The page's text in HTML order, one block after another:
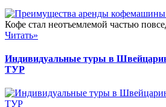
Кофе стал неотъемлемой частью
Читать»
Индивидуальные туры в
ТУР